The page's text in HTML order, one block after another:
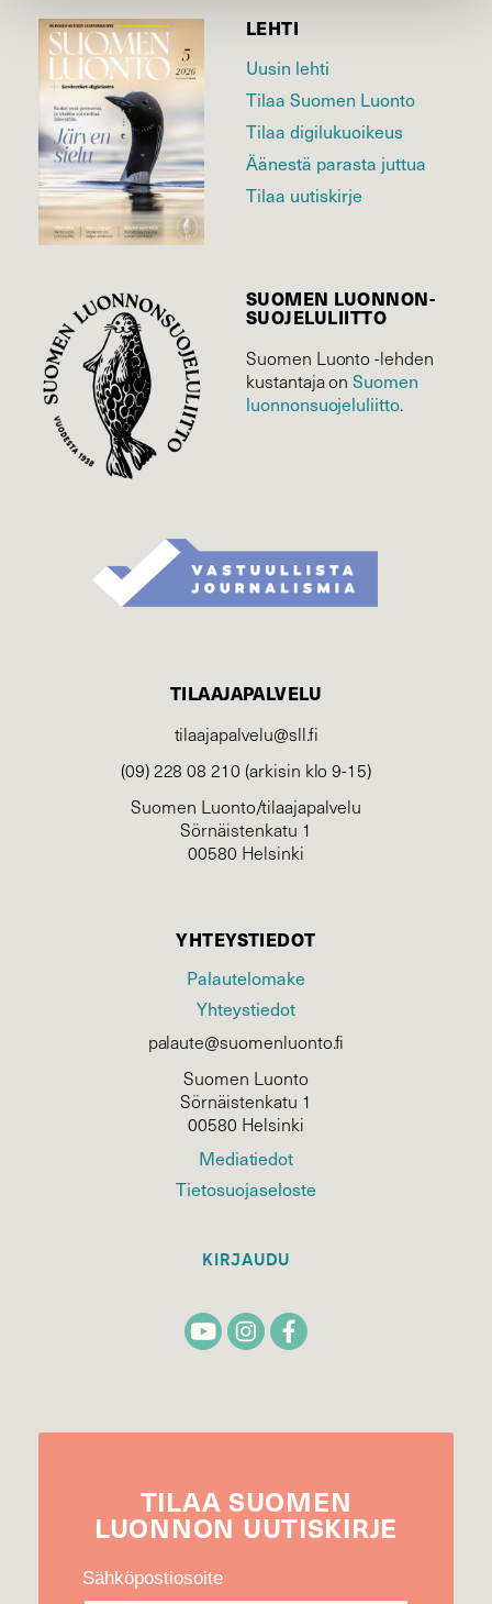
LEHTI
Uusin lehti
Tilaa Suomen Luonto
Tilaa digilukuoikeus
Äänestä parasta juttua
Tilaa uutiskirje
SUOMEN LUONNON­
SUOJELU­LIITTO
Suomen Luonto -lehden
kustantaja onSuomen
luonnonsuojelu­liitto.
TILAAJAPALVELU
tilaajapalvelu@sll.fi
(09) 228 08 210 (arkisin klo 9-15)
Suomen Luonto/tilaajapalvelu
Sörnäistenkatu 1
00580 Helsinki
YHTEYSTIEDOT
Palautelomake
Yhteystiedot
palaute@suomenluonto.fi
Suomen Luonto
Sörnäistenkatu 1
00580 Helsinki
Mediatiedot
Tietosuojaseloste
KIRJAUDU
TILAA SUOMEN
LUONNON UUTIS­KIRJE
Sähköpostiosoite